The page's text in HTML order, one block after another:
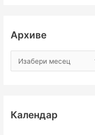
Архиве
Календар